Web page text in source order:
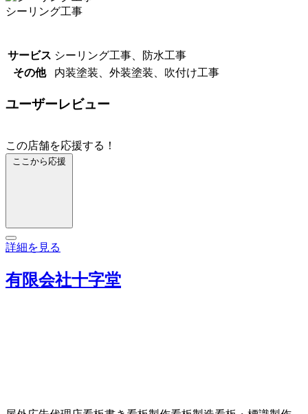
シーリング工事
サービス シーリング工事、防水工事
その他
内装塗装、外装塗装、吹付け工事
ユーザーレビュー
この店舗を応援する！
ここから応援
詳細を見る
有限会社十字堂